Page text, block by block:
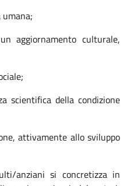
aggiornamento culturale,
scientifica della condizione
attivamente allo sviluppo
anziani si concretizza in